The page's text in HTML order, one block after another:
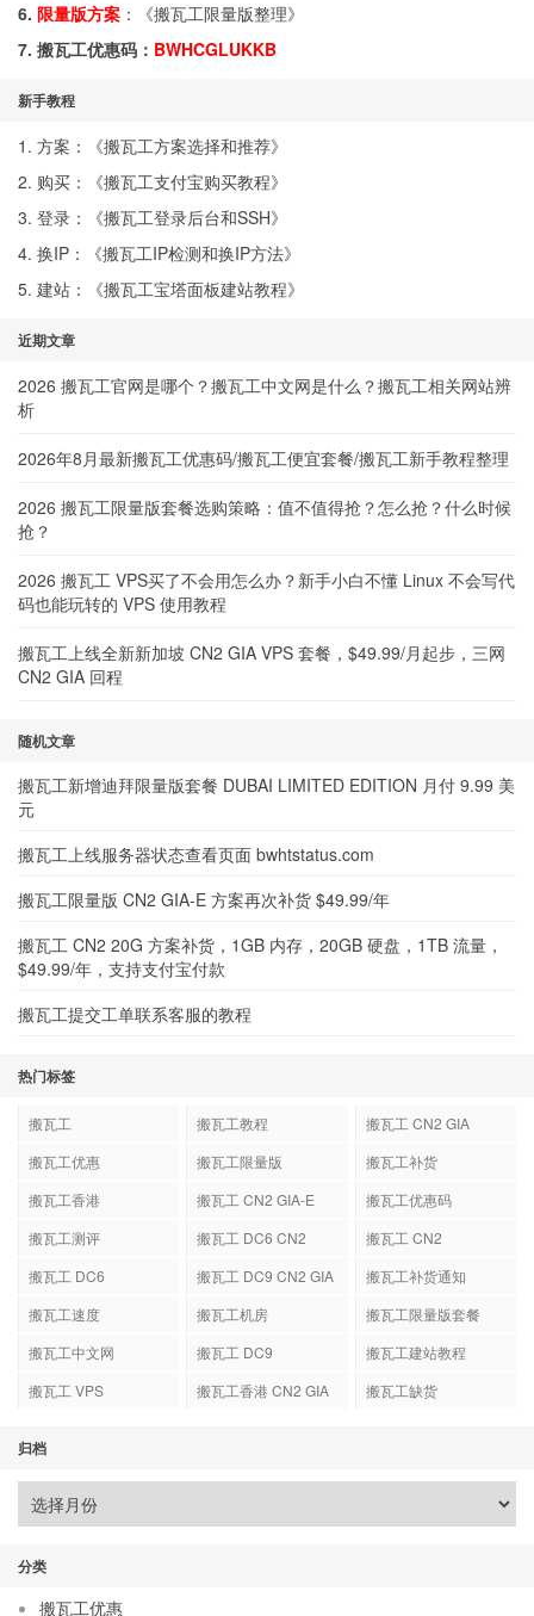
6. 限量版方案 ：《搬瓦工限量版整理》
7. 搬瓦工优惠码： BWHCGLUKKB
新手教程
1. 方案：《搬瓦工方案选择和推荐》
2. 购买：《搬瓦工支付宝购买教程》
3. 登录：《搬瓦工登录后台和SSH》
4. 换IP：《搬瓦工IP检测和换IP方法》
5. 建站：《搬瓦工宝塔面板建站教程》
近期文章
2026 搬瓦工官网是哪个？搬瓦工中文网是什么？搬瓦工相关网站辨
析
2026年8月最新搬瓦工优惠码/搬瓦工便宜套餐/搬瓦工新手教程整理
2026 搬瓦工限量版套餐选购策略：值不值得抢？怎么抢？什么时候
抢？
2026 搬瓦工 VPS买了不会用怎么办？新手小白不懂 Linux 不会写代
码也能玩转的 VPS 使用教程
搬瓦工上线全新新加坡 CN2 GIA VPS 套餐，$49.99/月起步，三网
CN2 GIA 回程
随机文章
搬瓦工新增迪拜限量版套餐 DUBAI LIMITED EDITION 月付 9.99 美
元
搬瓦工上线服务器状态查看页面 bwhtstatus.com
搬瓦工限量版 CN2 GIA-E 方案再次补货 $49.99/年
搬瓦工 CN2 20G 方案补货，1GB 内存，20GB 硬盘，1TB 流量，
$49.99/年，支持支付宝付款
搬瓦工提交工单联系客服的教程
热门标签
搬瓦工 搬瓦工教程
搬瓦工 CN2 GIA
搬瓦工优惠
搬瓦工限量版
搬瓦工补货
搬瓦工香港
搬瓦工 CN2 GIA-E
搬瓦工优惠码
搬瓦工测评
搬瓦工 DC6 CN2
搬瓦工 CN2
搬瓦工 DC6
搬瓦工 DC9 CN2 GIA
搬瓦工补货通知
搬瓦工速度
搬瓦工机房
搬瓦工限量版套餐
搬瓦工中文网
搬瓦工 DC9
搬瓦工建站教程
搬瓦工 VPS
搬瓦工香港 CN2 GIA 搬瓦工缺货
归档
分类
搬瓦工优惠